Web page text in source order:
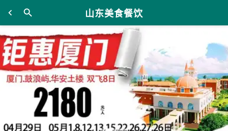
山东美食餐饮